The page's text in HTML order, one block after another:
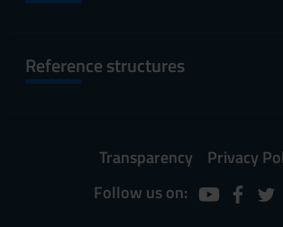
Reference structures
Transparency
Privacy
Follow us on: